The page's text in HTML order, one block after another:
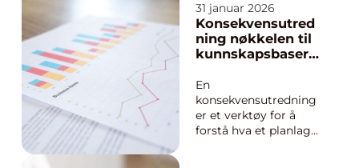
som passer svært
godt. Samtidig finnes
det flere typer
galvanisering, med
31 januar 2026
Konsekvensutred
ning nøkkelen til
kunnskapsbasert
En
konsekvensutredning
er et verktøy for å
forstå hva et planlagt